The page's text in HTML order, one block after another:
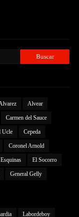
Alvear
Carmen del Sauce
Ucle Cepeda
Coronel Arnold
El Socorro
General Gelly
Labordeboy